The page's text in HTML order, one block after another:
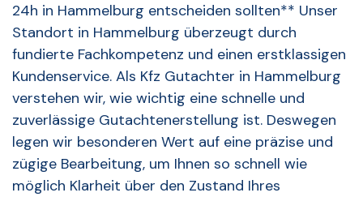
24h in Hammelburg entscheiden sollten** Unser
Standort in Hammelburg überzeugt durch
fundierte Fachkompetenz und einen erstklassigen
Kundenservice. Als Kfz Gutachter in Hammelburg
verstehen wir, wie wichtig eine schnelle und
zuverlässige Gutachtenerstellung ist. Deswegen
legen wir besonderen Wert auf eine präzise und
zügige Bearbeitung, um Ihnen so schnell wie
möglich Klarheit über den Zustand Ihres